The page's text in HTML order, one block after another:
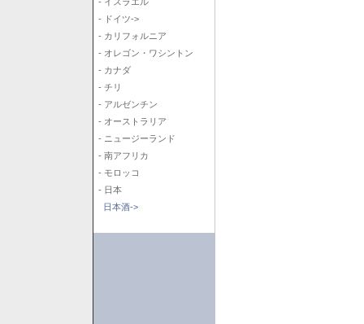
- ドイツ->
- カリフォルニア
- オレゴン・ワシントン
- カナダ
- チリ
- アルゼンチン
- オーストラリア
- ニュージーランド
- 南アフリカ
- モロッコ
- 日本
日本酒->